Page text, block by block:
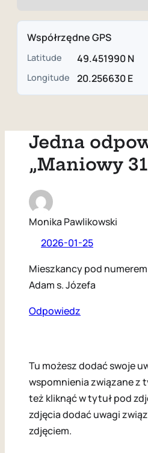
Współrzędne GPS
Latitude 49.451990 N
Longitude 20.256630 E
Jedna
„Maniowy
Monika Pawlikowski
2026-01-25
Mieszkancy pod numerem
Adam s. Józefa
Odpowiedz
Tu możesz dodać swoje
wspomnienia związane z
też kliknąć w tytuł pod
zdjęcia dodać uwagi
zdjęciem.